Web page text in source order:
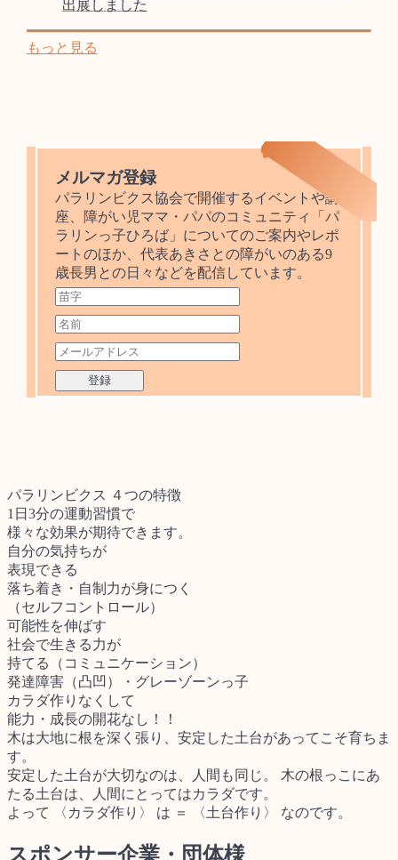
出展しました
もっと見る
メルマガ登録
パラリンビクス協会で開催するイベントや講
座、障がい児ママ・パパのコミュニティ「パ
ラリンっ子ひろば」についてのご案内やレポ
ートのほか、代表あきさとの障がいのある9
歳長男との日々などを配信しています。
パラリンビクス ４つの特徴
1日3分の運動習慣で
様々な効果が期待できます。
自分の気持ちが
表現できる
落ち着き・自制力が身につく
（セルフコントロール）
可能性を伸ばす
社会で生きる力が
持てる（コミュニケーション）
発達障害（凸凹）・グレーゾーンっ子
カラダ作りなくして
能力・成長の開花なし！！
木は大地に根を深く張り、安定した土台があってこそ育ちま
す。
安定した土台が大切なのは、人間も同じ。 木の根っこにあ
たる土台は、人間にとってはカラダです。
よって 〈カラダ作り〉 は ＝ 〈土台作り〉 なのです。
スポンサー企業・団体様